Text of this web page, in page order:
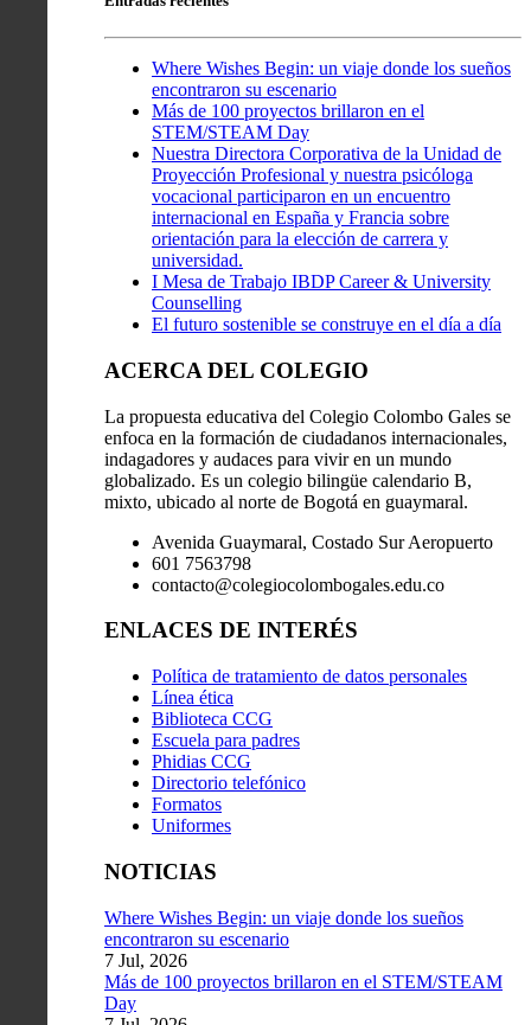
Where Wishes Begin: un viaje donde los sueños
encontraron su escenario
Más de 100 proyectos brillaron en el
STEM/STEAM Day
Nuestra Directora Corporativa de la Unidad de
Proyección Profesional y nuestra psicóloga
vocacional participaron en un encuentro
internacional en España y Francia sobre
orientación para la elección de carrera y
universidad.
I Mesa de Trabajo IBDP Career & University
Counselling
El futuro sostenible se construye en el día a día
ACERCA DEL COLEGIO
La propuesta educativa del Colegio Colombo Gales se
enfoca en la formación de ciudadanos internacionales,
indagadores y audaces para vivir en un mundo
globalizado. Es un colegio bilingüe calendario B,
mixto, ubicado al norte de Bogotá en guaymaral.
Avenida Guaymaral, Costado Sur Aeropuerto
601 7563798
contacto@colegiocolombogales.edu.co
ENLACES DE INTERÉS
Política de tratamiento de datos personales
Línea ética
Biblioteca CCG
Escuela para padres
Phidias CCG
Directorio telefónico
Formatos
Uniformes
NOTICIAS
Where Wishes Begin: un viaje donde los sueños
encontraron su escenario
7 Jul, 2026
Más de 100 proyectos brillaron en el STEM/STEAM
Day